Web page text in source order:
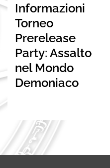
Informazioni
Torneo
Prerelease
Party: Assalto
nel Mondo
Demoniaco